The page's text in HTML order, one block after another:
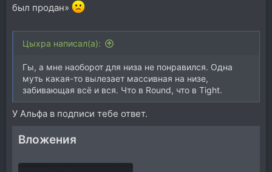
был продан»
Цыхра написал(а):
Гы, а мне наоборот для низа не понравился. Одна
муть какая-то вылезает массивная на низе,
забивающая всё и вся. Что в Round, что в Tight.
У Альфа в подписи тебе ответ.
Вложения